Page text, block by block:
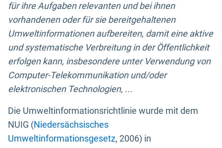
für ihre Aufgaben relevanten und bei ihnen
vorhandenen oder für sie bereitgehaltenen
Umweltinformationen aufbereiten, damit eine aktive
und systematische Verbreitung in der Öffentlichkeit
erfolgen kann, insbesondere unter Verwendung von
Computer-Telekommunikation und/oder
elektronischen Technologien, ...
Die Umweltinformationsrichtlinie wurde mit dem
NUIG (Niedersächsisches
Umweltinformationsgesetz, 2006) in